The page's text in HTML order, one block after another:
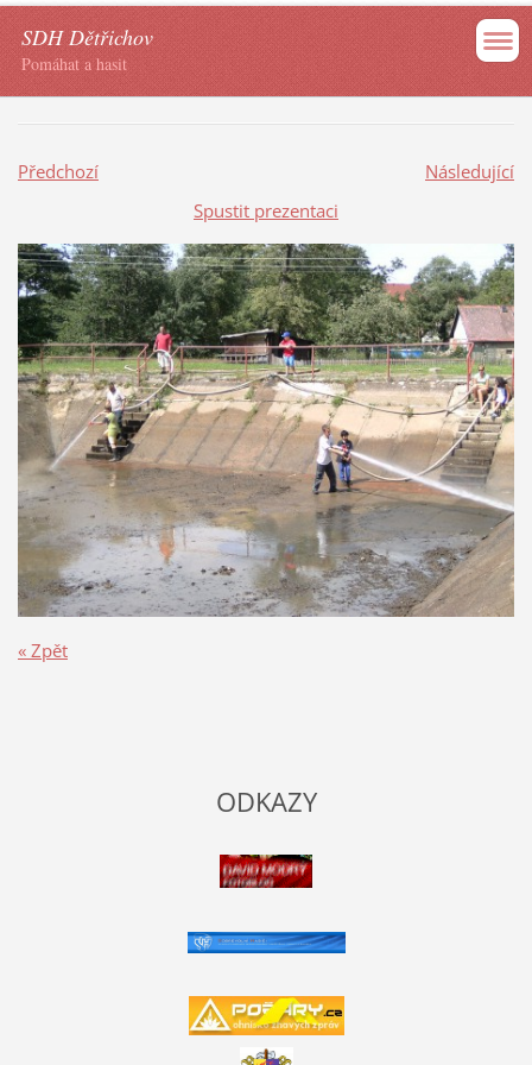
SDH Dětřichov
Pomáhat a hasit
Předchozí
Následující
Spustit prezentaci
« Zpět
ODKAZY